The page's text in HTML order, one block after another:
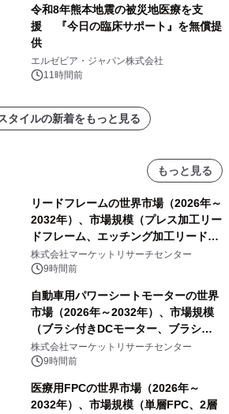
令和8年熊本地震の被災地医療を支
援 『今日の臨床サポート』を無償提
供
エルゼビア・ジャパン株式会社
11時間前
タイルの新着をもっと見る
もっと見る
リードフレームの世界市場（2026年～
2032年）、市場規模（プレス加工リー
ドフレーム、エッチング加工リードフ
レーム）・分析レポートを発表
株式会社マーケットリサーチセンター
9時間前
自動車用パワーシートモーターの世界
市場（2026年～2032年）、市場規模
（ブラシ付きDCモーター、ブラシレ
スDCモーター）・分析レポートを発
表
株式会社マーケットリサーチセンター
9時間前
医療用FPCの世界市場（2026年～
2032年）、市場規模（単層FPC、2層